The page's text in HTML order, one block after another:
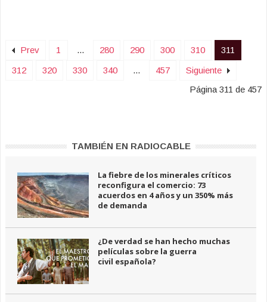
Prev 1 ... 280 290 300 310
311
312
320 330 340 ... 457
Siguiente
Página 311 de 457
TAMBIÉN EN RADIOCABLE
La fiebre de los minerales críticos
reconfigura el comercio: 73
acuerdos en 4 años y un 350% más
de demanda
¿De verdad se han hecho muchas
películas sobre la guerra
civil española?